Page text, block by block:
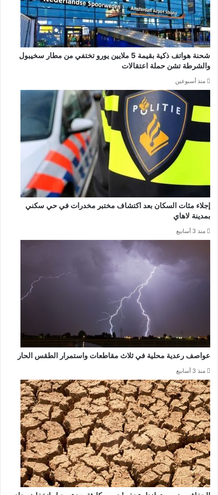
شحنة هواتف ذكية بقيمة 5 ملايين يورو تختفي من مطار سخيبول
والشرطة تشن حملة اعتقالات
منذ أسبوعين
إجلاء مئات السكان بعد اكتشاف مختبر مخدرات في حي سكني
بمدينة لاهاي
منذ 3 أسابيع
عواصف رعدية محلية في ثلاث مقاطعات واستمرار الطقس الحار
منذ 3 أسابيع